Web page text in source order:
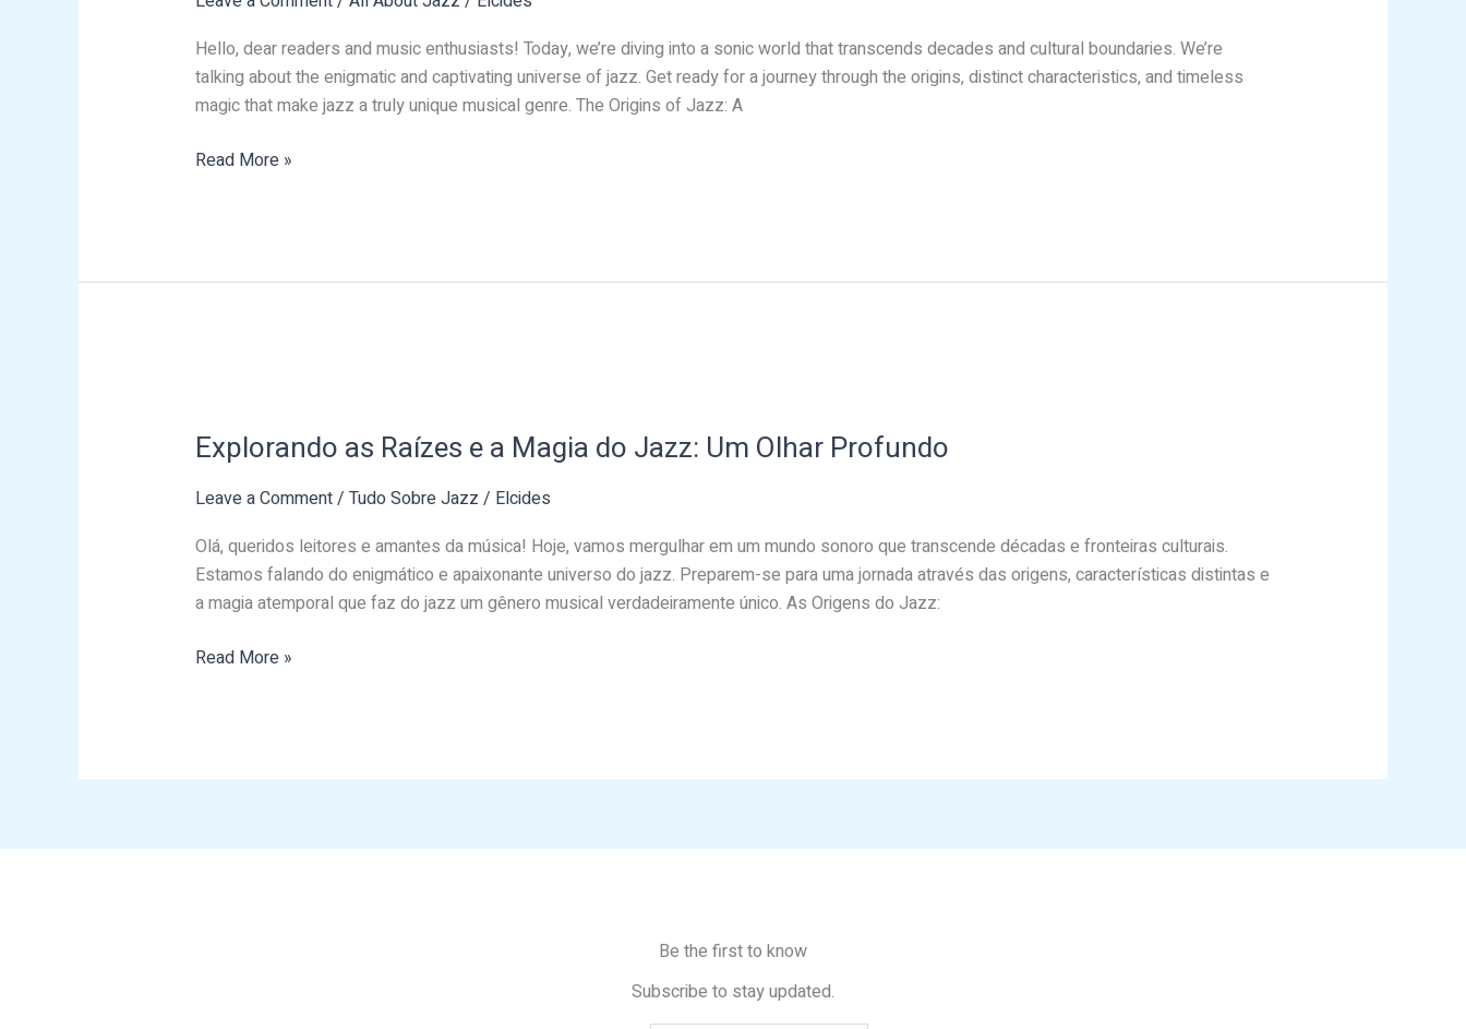
Hello, dear readers and music enthusiasts! Today, we’re diving into a sonic world that transcends decades and cultural boundaries. We’re
talking about the enigmatic and captivating universe of jazz. Get ready for a journey through the origins, distinct characteristics, and timeless
magic that make jazz a truly unique musical genre. The Origins of Jazz: A
Jazz:
A
Deep
Dive
Read More »
Explorando as Raízes e a Magia do Jazz: Um Olhar Profundo
Leave a Comment/ Tudo Sobre Jazz / Elcides
Olá, queridos leitores e amantes da música! Hoje, vamos mergulhar em um mundo sonoro que transcende décadas e fronteiras culturais.
Estamos falando do enigmático e apaixonante universo do jazz. Preparem-se para uma jornada através das origens, características distintas e
a magia atemporal que faz do jazz um gênero musical verdadeiramente único. As Origens do Jazz:
Raízes
a
do
Jazz:
Um
Olhar
Read More »
Be the first to know
Subscribe to stay updated.